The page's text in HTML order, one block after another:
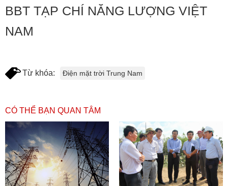
BBT TẠP CHÍ NĂNG LƯỢNG VIỆT
NAM
Từ khóa: Điện mặt trời Trung Nam
CÓ THỂ BẠN QUAN TÂM